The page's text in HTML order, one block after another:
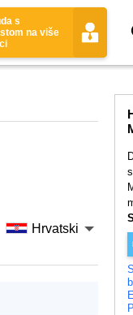
s
na više
Hrvatski